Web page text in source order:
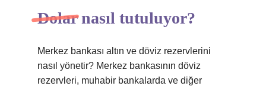
Dolar nasıl tutuluyor?
Merkez bankası altın ve döviz rezervlerini
nasıl yönetir? Merkez bankasının döviz
rezervleri, muhabir bankalarda ve diğer